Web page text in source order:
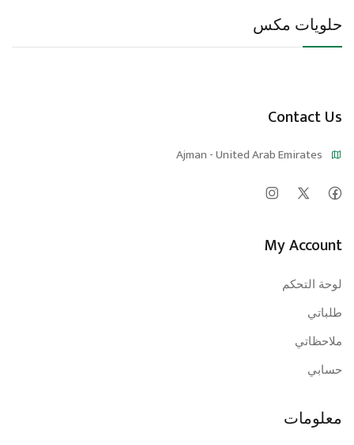
حلويات مكس
Contact Us
Ajman - United Arab Emirates
My Account
لوحة التحكم
طلباتي
ملاحظاتي
حسابي
معلومات